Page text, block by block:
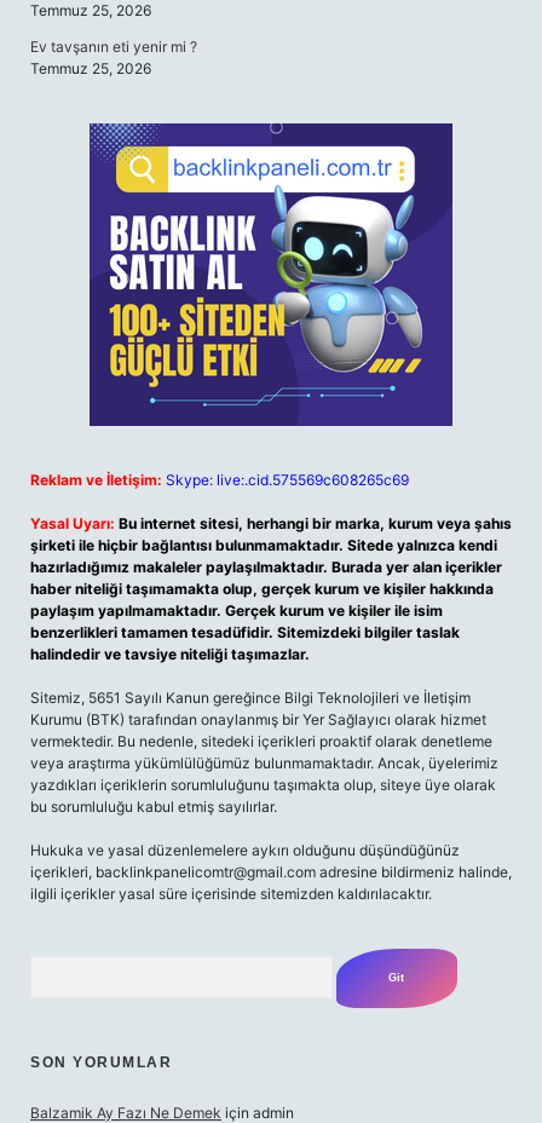
Temmuz 25, 2026
Ev tavşanın eti yenir mi ?
Temmuz 25, 2026
Reklam ve İletişim: Skype: live:.cid.575569c608265c69
Yasal Uyarı: Bu internet sitesi, herhangi bir marka, kurum veya şahıs
şirketi ile hiçbir bağlantısı bulunmamaktadır. Sitede yalnızca kendi
hazırladığımız makaleler paylaşılmaktadır. Burada yer alan içerikler
haber niteliği taşımamakta olup, gerçek kurum ve kişiler hakkında
paylaşım yapılmamaktadır. Gerçek kurum ve kişiler ile isim
benzerlikleri tamamen tesadüfidir. Sitemizdeki bilgiler taslak
halindedir ve tavsiye niteliği taşımazlar.
Sitemiz, 5651 Sayılı Kanun gereğince Bilgi Teknolojileri ve İletişim
Kurumu (BTK) tarafından onaylanmış bir Yer Sağlayıcı olarak hizmet
vermektedir. Bu nedenle, sitedeki içerikleri proaktif olarak denetleme
veya araştırma yükümlülüğümüz bulunmamaktadır. Ancak, üyelerimiz
yazdıkları içeriklerin sorumluluğunu taşımakta olup, siteye üye olarak
bu sorumluluğu kabul etmiş sayılırlar.
Hukuka ve yasal düzenlemelere aykırı olduğunu düşündüğünüz
içerikleri, backlinkpanelicomtr@gmail.com adresine bildirmeniz halinde,
ilgili içerikler yasal süre içerisinde sitemizden kaldırılacaktır.
SON YORUMLAR
Balzamik Ay Fazı Ne Demek için admin